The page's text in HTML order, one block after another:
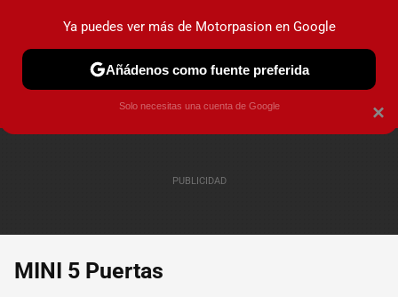
PRUEBAS COCHES ELÉCTRICOS OBSERVATORIO
MINI 5 Puertas
×
Ya puedes ver más de Motorpasion en Google
Añádenos como fuente preferida
Solo necesitas una cuenta de Google